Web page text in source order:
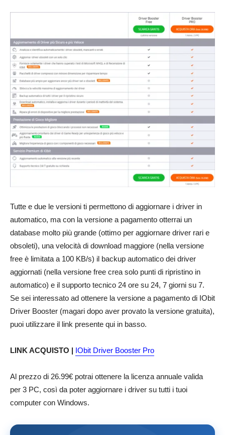
Tutte e due le versioni ti permettono di aggiornare i driver in
automatico, ma con la versione a pagamento otterrai un
database molto più grande (ottimo per aggiornare driver rari e
obsoleti), una velocità di download maggiore (nella versione
free è limitata a 100 KB/s) il backup automatico dei driver
aggiornati (nella versione free crea solo punti di ripristino in
automatico) e il supporto tecnico 24 ore su 24, 7 giorni su 7.
Se sei interessato ad ottenere la versione a pagamento di IObit
Driver Booster (magari dopo aver provato la versione gratuita),
puoi utilizzare il link presente qui in basso.
LINK ACQUISTO | IObit Driver Booster Pro
Al prezzo di 26.99€ potrai ottenere la licenza annuale valida
per 3 PC, così da poter aggiornare i driver su tutti i tuoi
computer con Windows.